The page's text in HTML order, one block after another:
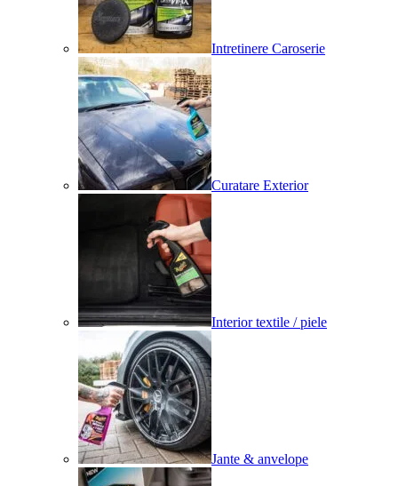
Intretinere Caroserie
Curatare Exterior
Interior textile / piele
Jante & anvelope